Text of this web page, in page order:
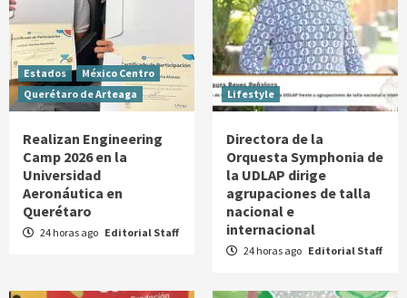
Estados
México Centro
Querétaro de Arteaga
Realizan Engineering
Camp 2026 en la
Universidad
Aeronáutica en
Querétaro
24 horas ago Editorial Staff
Lifestyle
Directora de la
Orquesta Symphonia de
la UDLAP dirige
agrupaciones de talla
nacional e
internacional
24 horas ago Editorial Staff